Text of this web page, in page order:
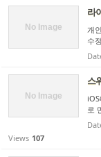
No Image
라
개
수
hop
No Image
스
로
대
Views 107